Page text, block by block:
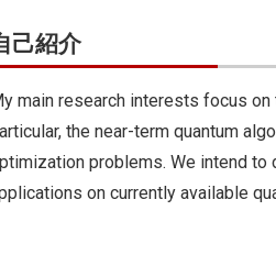
己紹介
main research interests focus
the near-term quantum
problems. We intend to
on currently available